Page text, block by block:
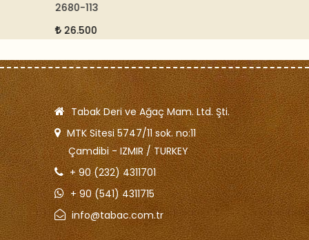
2680-113
26.500
Tabak Deri ve Ağaç Mam. Ltd. Şti.
MTK Sitesi 5747/11 sok. no:11
Çamdibi - IZMIR / TURKEY
+ 90 (232) 4311701
+ 90 (541) 4311715
info@tabac.com.tr